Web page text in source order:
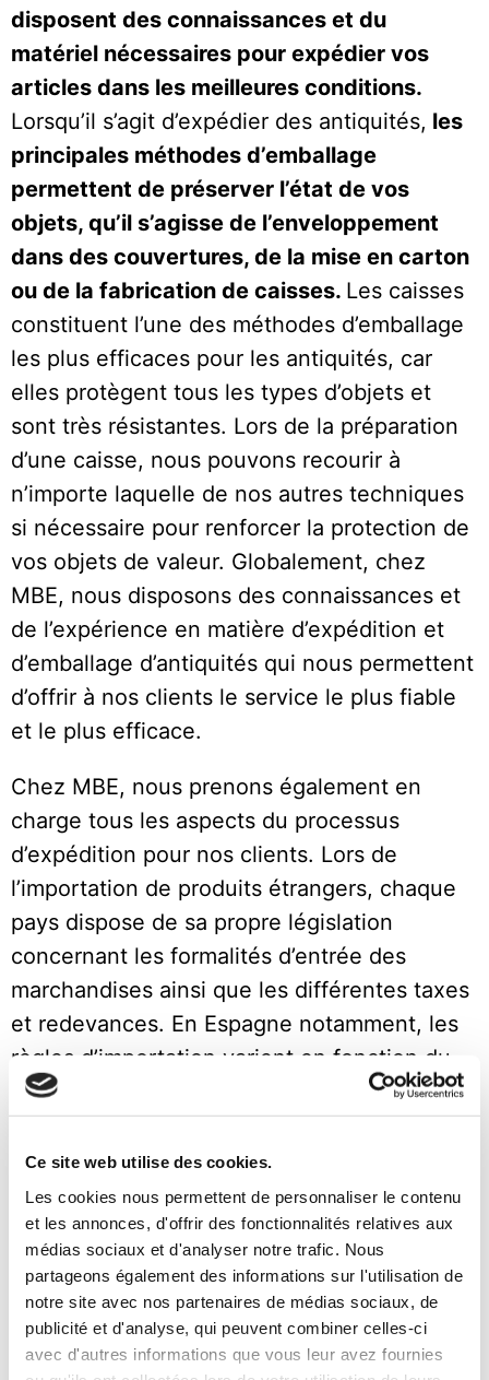
Ce site web utilise des cookies.
Les cookies nous permettent de personnaliser le contenu
et les annonces, d'offrir des fonctionnalités relatives aux
médias sociaux et d'analyser notre trafic. Nous
partageons également des informations sur l'utilisation de
notre site avec nos partenaires de médias sociaux, de
publicité et d'analyse, qui peuvent combiner celles-ci
avec d'autres informations que vous leur avez fournies
disposent des connaissances et du
matériel nécessaires pour expédier vos
articles dans les meilleures conditions.
Lorsqu’il s’agit d’expédier des antiquités, les
principales méthodes d’emballage
permettent de préserver l’état de vos
objets, qu’il s’agisse de l’enveloppement
dans des couvertures, de la mise en carton
ou de la fabrication de caisses. Les caisses
constituent l’une des méthodes d’emballage
les plus efficaces pour les antiquités, car
elles protègent tous les types d’objets et
sont très résistantes. Lors de la préparation
d’une caisse, nous pouvons recourir à
n’importe laquelle de nos autres techniques
si nécessaire pour renforcer la protection de
vos objets de valeur. Globalement, chez
MBE, nous disposons des connaissances et
de l’expérience en matière d’expédition et
d’emballage d’antiquités qui nous permettent
d’offrir à nos clients le service le plus fiable
et le plus efficace.
Chez MBE, nous prenons également en
charge tous les aspects du processus
d’expédition pour nos clients. Lors de
l’importation de produits étrangers, chaque
pays dispose de sa propre législation
concernant les formalités d’entrée des
marchandises ainsi que les différentes taxes
et redevances. En Espagne notamment, les
règles d’importation varient en fonction du
type de produit et de son origine (au sein ou
hors de l’Union européenne). En cas
d’expédition depuis un pays hors de l’UE,
des taxes supplémentaires s’appliquent et
des démarches supplémentaires doivent être
effectuées pour l’entrée des marchandises.
De nombreux facteurs entrent en jeu lors de
l’importation de marchandises en
provenance de différents pays. Avec autant